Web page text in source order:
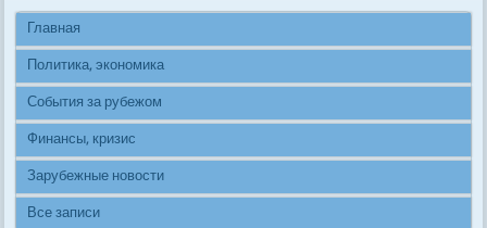
Главная
Политика, экономика
События за рубежом
Финансы, кризис
Зарубежные новости
Все записи